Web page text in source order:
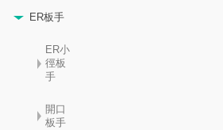
ER板手
ER小
徑板
手
開口
板手